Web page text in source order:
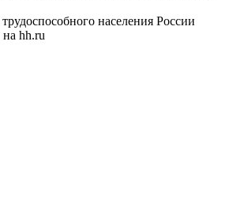
населения России
на hh.ru